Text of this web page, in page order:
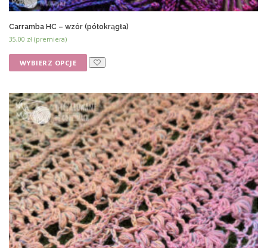
Carramba HC – wzór (półokrągła)
35,00 zł (premiera)
WYBIERZ OPCJE